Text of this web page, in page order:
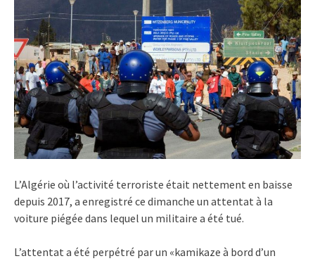
L’Algérie où l’activité terroriste était nettement en baisse
depuis 2017, a enregistré ce dimanche un attentat à la
voiture piégée dans lequel un militaire a été tué.
L’attentat a été perpétré par un «kamikaze à bord d’un